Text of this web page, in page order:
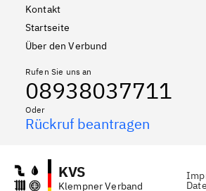
Kontakt
Startseite
Über den Verbund
Rufen Sie uns an
08938037711
Oder
Rückruf beantragen
KVS
Klempner Verband